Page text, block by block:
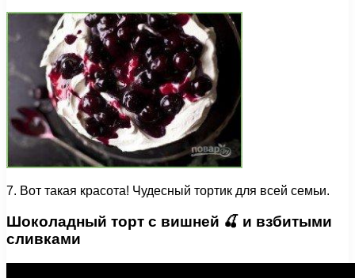
7. Вот такая красота! Чудесный тортик для всей семьи.
Шоколадный торт с вишней 🍒 и взбитыми
сливками